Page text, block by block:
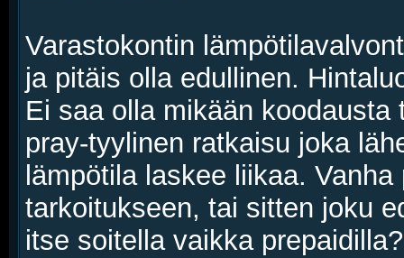
Varastokontin
ja pitäis olla edullinen.
Ei saa olla mikään
pray-tyylinen ratkaisu joka
lämpötila laskee liikaa.
tarkoitukseen, tai sitten joku
itse soitella vaikka